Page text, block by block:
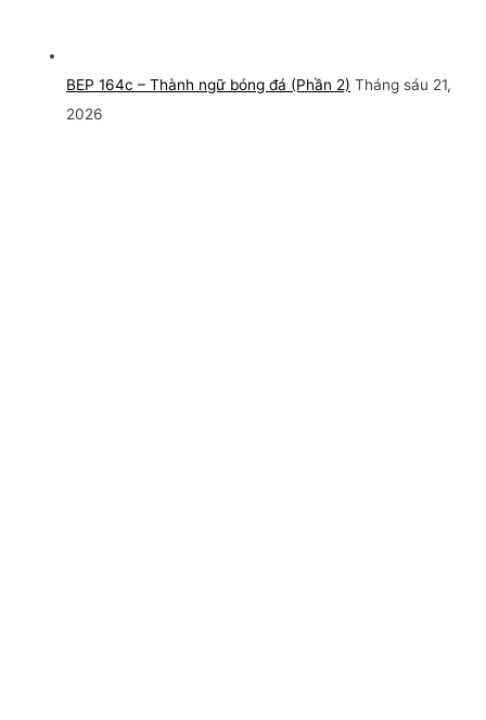
BEP 164c – Thành ngữ bóng đá (Phần 2) Tháng sáu 21,
2026